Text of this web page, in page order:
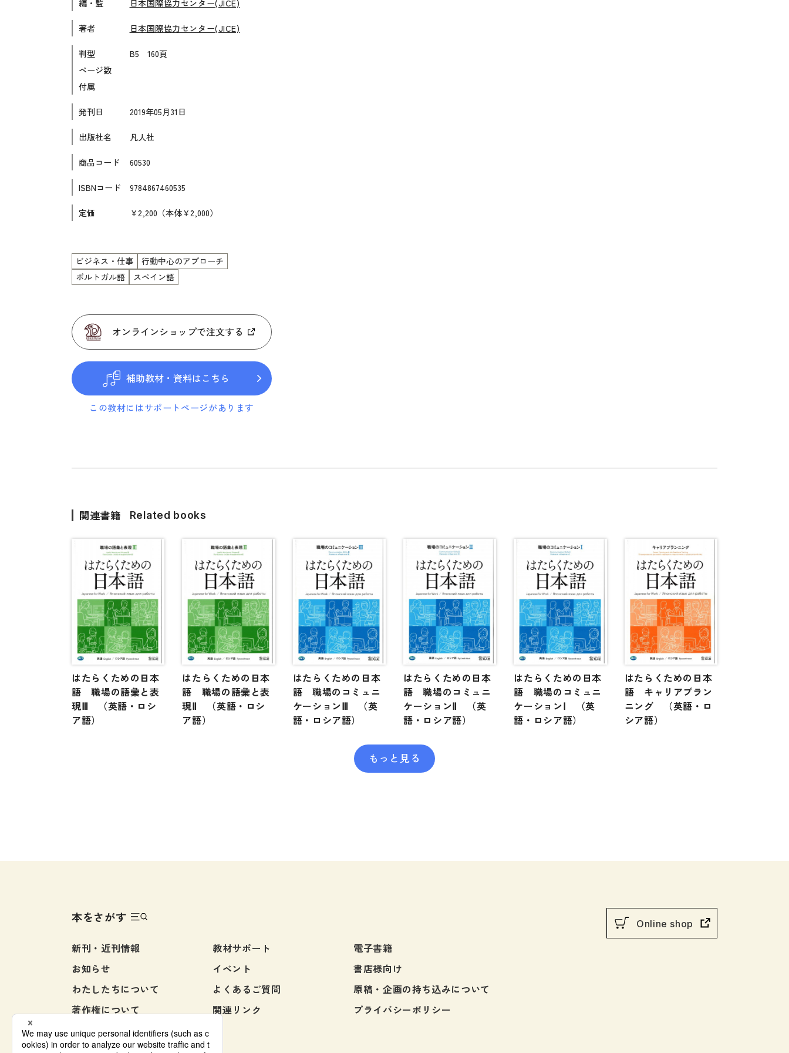
各種試験対策
大学入試対策
日本語学習関連副読本
日本事情
定期刊行物
編・監 日本国際協力センター(JICE)
著者 日本国際協力センター(JICE)
判型
ページ数
付属
B5 160頁
発刊日 2019年05月31日
出版社名 凡人社
商品コード 60530
ISBNコード 9784867460535
定価 ￥2,200（本体￥2,000）
ビジネス・仕事
行動中心のアプローチ
ポルトガル語
スペイン語
オンラインショップで注文する
補助教材・資料はこちら
この教材にはサポートページがあります
関連書籍 Related books
はたらくための日本
語 職場の語彙と表
現Ⅲ （英語・ロシ
ア語）
はたらくための日本
語 職場の語彙と表
現Ⅱ （英語・ロシ
ア語）
はたらくための日本
語 職場のコミュニ
ケーションⅢ （英
語・ロシア語）
はたらくための日本
語 職場のコミュニ
ケーションⅡ （英
語・ロシア語）
はたらくための日本
語 職場のコミュニ
ケーションⅠ （英
語・ロシア語）
はたらくための日本
語 キャリアプラン
ニング （英語・ロ
シア語）
もっと見る
本をさがす
新刊・近刊情報 教材サポート
電子書籍
お知らせ
イベント
書店様向け
わたしたちについて
よくあるご質問
原稿・企画の持ち込みについて
著作権について
関連リンク
プライバシーポリシー
お問い合わせ
Online shop